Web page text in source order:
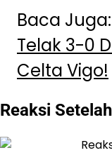
Baca Juga:
Telak 3-0
Celta Vigo!​
Reaksi